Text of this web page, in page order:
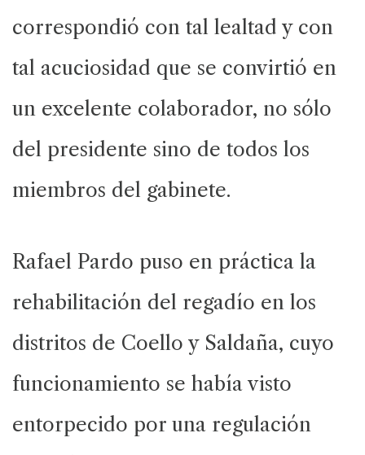
correspondió con tal lealtad y con
tal acuciosidad que se convirtió en
un excelente colaborador, no sólo
del presidente sino de todos los
miembros del gabinete.
Rafael Pardo puso en práctica la
rehabilitación del regadío en los
distritos de Coello y Saldaña, cuyo
funcionamiento se había visto
entorpecido por una regulación